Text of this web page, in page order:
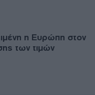
η Ευρώπη στον
των τιμών